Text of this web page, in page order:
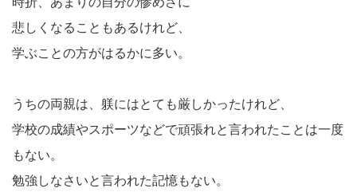
悲しくなることもあるけれど、
学ぶことの方がはるかに多い。
うちの両親は、躾にはとても厳しかったけれど、
学校の成績やスポーツなどで頑張れと言われたことは一度
もない。
勉強しなさいと言われた記憶もない。